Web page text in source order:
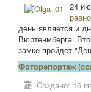
24
день является и
Вюртенмберга.
замке пройдет
Фоторепортаж
Создано: 16